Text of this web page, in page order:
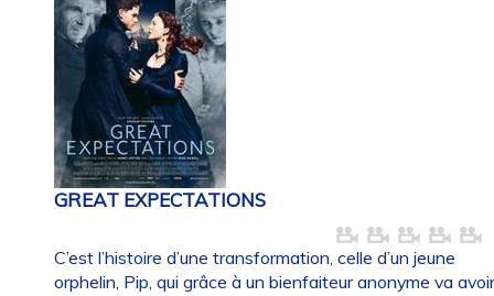
GREAT EXPECTATIONS
C’est l’histoire d’une transformation, celle d’un jeune
orphelin, Pip, qui grâce à un bienfaiteur anonyme va